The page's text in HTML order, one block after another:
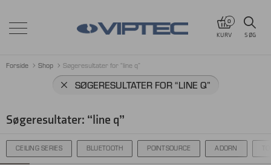
0
KURV
SØG
Forside Shop Søgeresultater for “line q”
SØGERESULTATER FOR “LINE Q”
Søgeresultater: “line q”
CEILING SERIES BLUETOOTH POINTSOURCE ADORN